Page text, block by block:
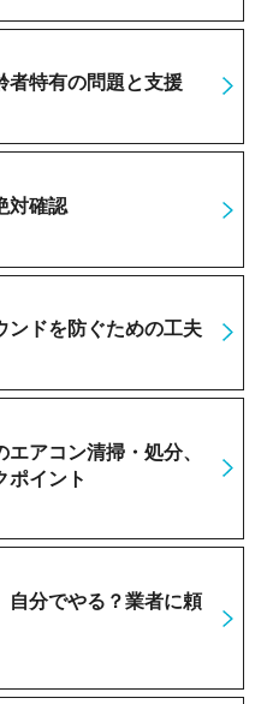
者特有の問題と支援
対確認
ンドを防ぐための工夫
アコン清掃・処分、
ポイント
自分でやる？業者に頼